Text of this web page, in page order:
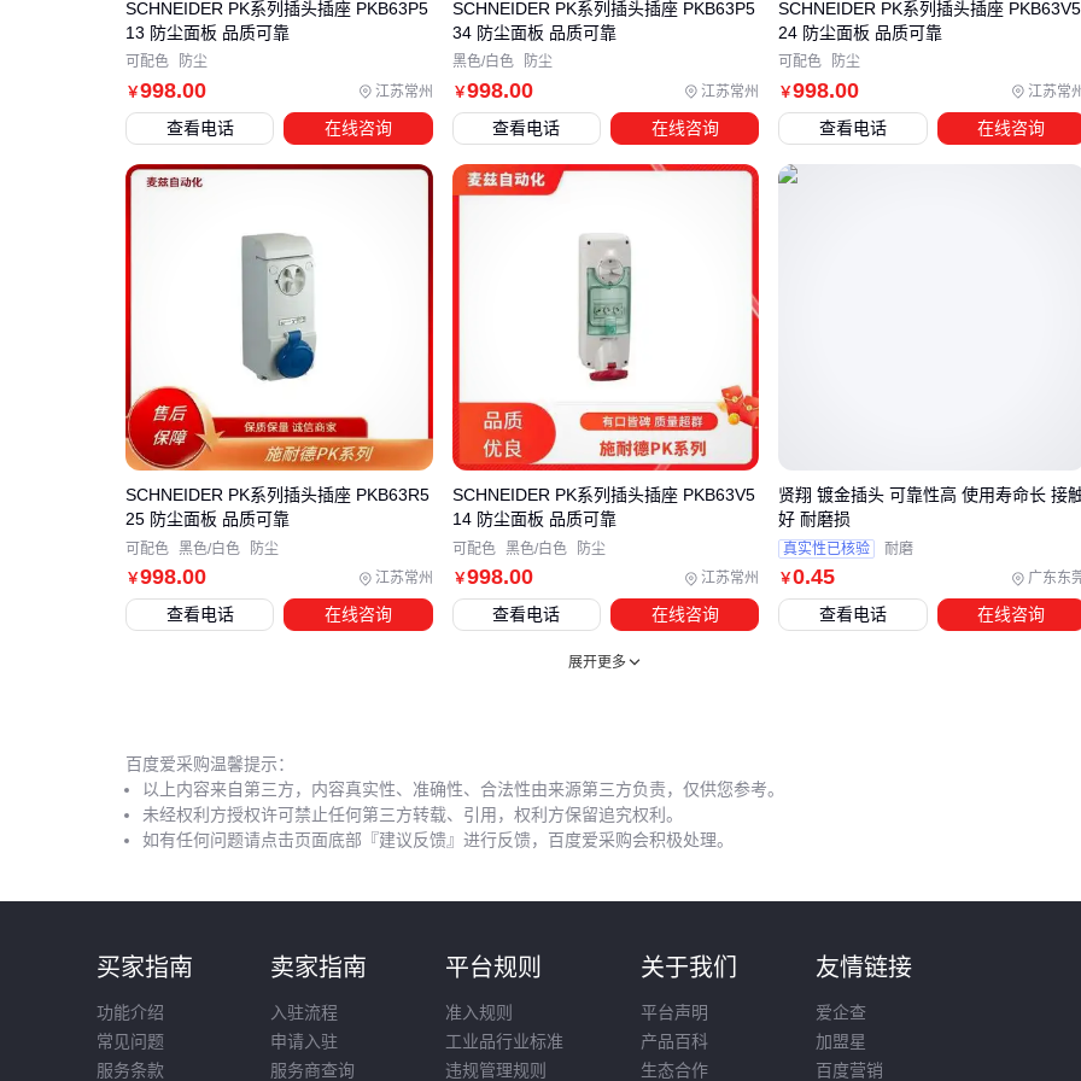
业设备读取车辆当前爆震系数和点火提前角数据，再选择对应
修正区间的插头产品，避免过度修正导致的动力输出不平顺问
安装辛烷值辅助插头后，许多用户发现发动机性能提升并不明
显，这往往是因为燃油系统的其他环节形成了瓶颈。
调节器
和
喷射压力稳定，后者优化点火时机，两者协同工作才能充分发
挥插头对辛烷值的调节作用。
对于改装程度较深的车辆，还需考虑加装
测系统状态。这类仪表能帮助判断燃油泵是否提供足够压力，
以及压力调节器是否正常工作。若检测到压力异常波动，可能
提示需要更换燃油滤清器或清洗油路。
操作时建议佩戴
等防护装备，避免燃油或清洁剂接
触皮肤。配套设备的组合价值在于形成系统级优化，而非简单
五、安装后哪些细节容易导致系统报错？
信号。
燃油标号适配同样关键：
冬季建议缩短燃油滤清器更换周期
定期用燃油压力表检查系统压力，能提前发现油泵衰减或调节
器故障。这些细节操作看似琐碎，实则是避免ECU误判的基
￥998.00 江苏常州
SCHNEIDER PK系列插头插座 PKB63P5
13 防尘面板 品质可靠
可配色 防尘
查看电话 在线咨询
￥998.00 江苏常州
SCHNEIDER PK系列插头插座 PKB63P5
34 防尘面板 品质可靠
黑色/白色 防尘
查看电话 在线咨询
￥998.00 江苏常
SCHNEIDER PK系列插头插座 PKB63V5
24 防尘面板 品质可靠
可配色 防尘
查看电话 在线咨询
￥998.00 江苏常州
SCHNEIDER PK系列插头插座 PKB63R5
25 防尘面板 品质可靠
可配色 黑色/白色 防尘
查看电话 在线咨询
￥998.00 江苏常州
SCHNEIDER PK系列插头插座 PKB63V5
14 防尘面板 品质可靠
可配色 黑色/白色 防尘
查看电话 在线咨询
￥0.45 广东东
贤翔 镀金插头 可靠性高 使用寿命长 接
好 耐磨损
真实性已核验 耐磨
查看电话 在线咨询
展开更多
百度爱采购温馨提示：
以上内容来自第三方，内容真实性、准确性、合法性由来源第三方负责，仅供您参考。
未经权利方授权许可禁止任何第三方转载、引用，权利方保留追究权利。
如有任何问题请点击页面底部『建议反馈』进行反馈，百度爱采购会积极处理。
买家指南
功能介绍
常见问题
服务条款
卖家指南
入驻流程
申请入驻
服务商查询
平台规则
准入规则
工业品行业标准
违规管理规则
关于我们
平台声明
产品百科
生态合作
友情链接
爱企查
加盟星
百度营销